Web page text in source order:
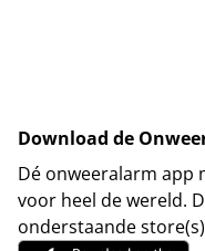
Download de
Dé onweeralarm app
voor heel de wereld.
onderstaande